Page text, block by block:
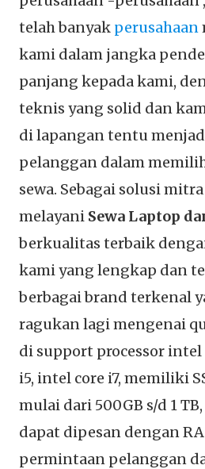
telah banyak perusahaan
kami dalam jangka
panjang kepada kami,
teknis yang solid dan
di lapangan tentu
pelanggan dalam
sewa. Sebagai solusi
melayani Sewa Laptop
berkualitas terbaik
kami yang lengkap dan
berbagai brand terkenal
ragukan lagi mengenai
di support processor intel
i5, intel core i7, memiliki
mulai dari 500GB s/d 1
dapat dipesan dengan
permintaan pelanggan